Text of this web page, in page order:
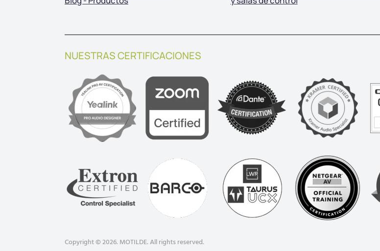
NUESTRAS CERTIFICACIONES
Copyright © 2026. MOTILDE. All rights reserved.